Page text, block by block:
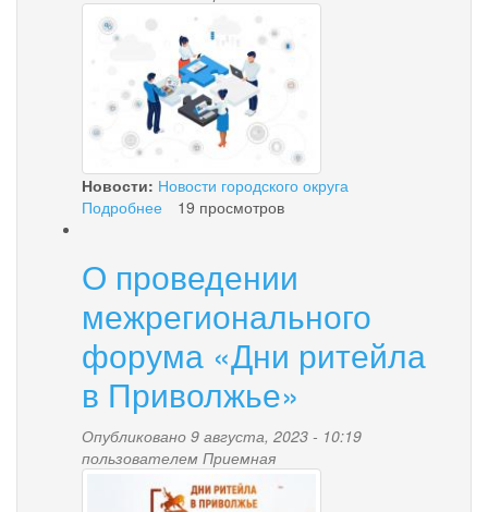
zastavka.jpeg
Новости: Новости городского округа
Подробнее
Консультационного
совета
по
трансформации
19 просмотров
О проведении
межрегионального
форума «Дни ритейла
в Приволжье»
Опубликовано 9 августа, 2023 - 10:19
пользователем Приемная
zastavka.jpg